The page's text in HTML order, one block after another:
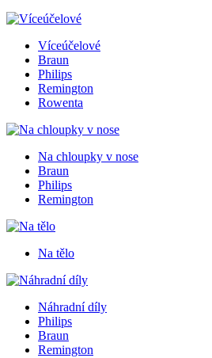
Víceúčelové
Braun
Philips
Remington
Rowenta
Na chloupky v nose
Braun
Philips
Remington
Na tělo
Náhradní díly
Philips
Braun
Remington